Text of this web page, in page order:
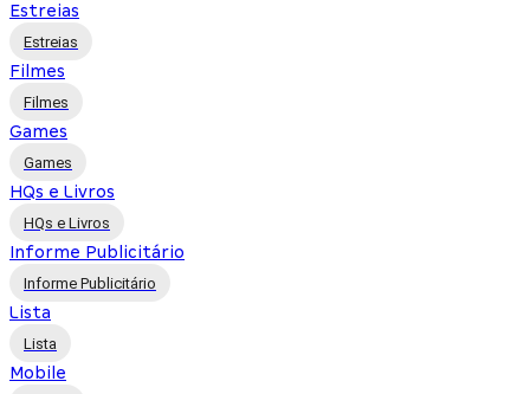
Estreias
Estreias
Filmes
Filmes
Games
Games
HQs e Livros
HQs e Livros
Informe Publicitário
Informe Publicitário
Lista
Lista
Mobile